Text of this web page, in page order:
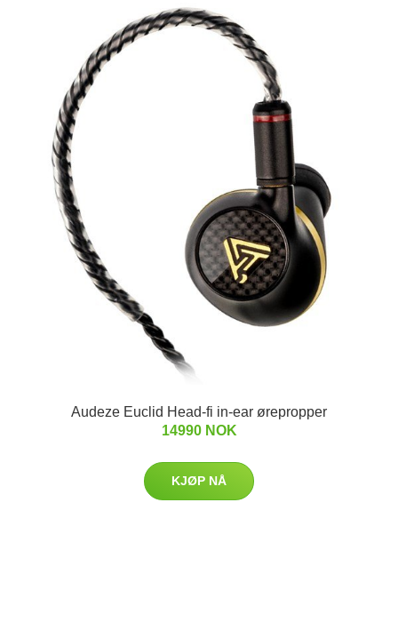
Audeze Euclid Head-fi in-ear ørepropper
14990 NOK
KJØP NÅ